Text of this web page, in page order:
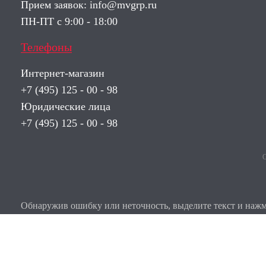
Прием заявок: info@mvgrp.ru
ПН-ПТ с 9:00 - 18:00
Телефоны
Интернет-магазин
+7 (495) 125 - 00 - 98
Юридические лица
+7 (495) 125 - 00 - 98
Обнаружив ошибку или неточность, выделите текст и